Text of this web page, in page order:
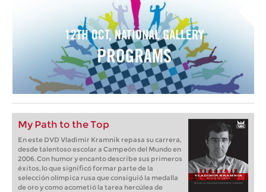
My Path to the Top
En este DVD Vladimir Kramnik repasa su carrera,
desde talentoso escolar a Campeón del Mundo en
2006. Con humor y encanto describe sus primeros
éxitos, lo que significó formar parte de la
selección olímpica rusa que consiguió la medalla
de oro y como acometió la tarea hercúlea de